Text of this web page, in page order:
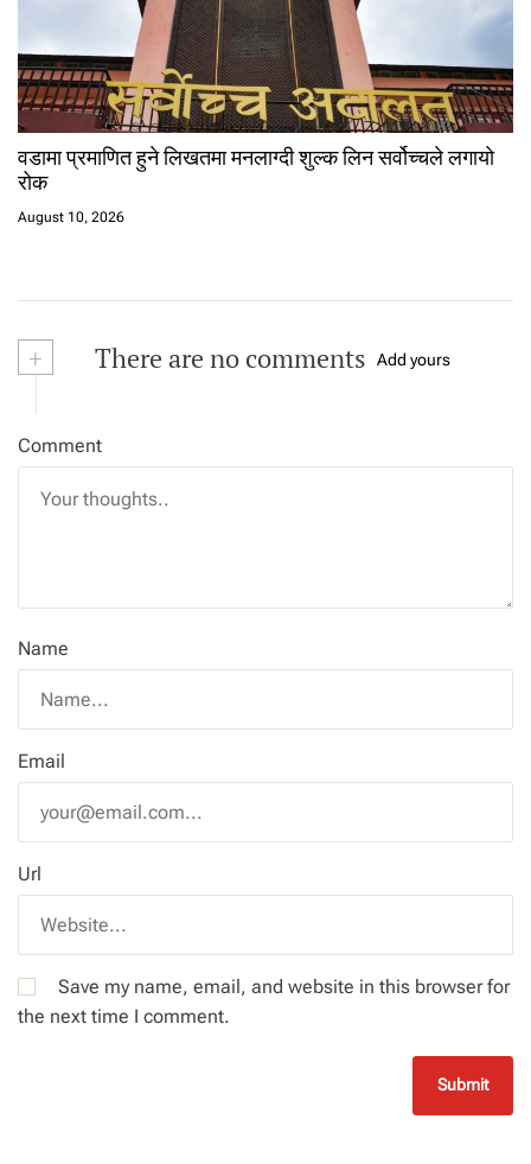
वडामा प्रमाणित हुने लिखतमा मनलाग्दी शुल्क लिन सर्वोच्चले लगायो
रोक
August 10, 2026
+ There are no comments Add yours
Comment
Name
Email
Url
Save my name, email, and website in this browser for
the next time I comment.